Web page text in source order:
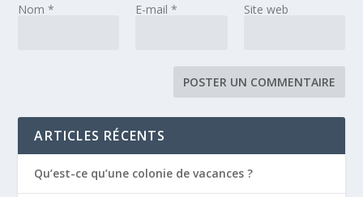
Nom* E-mail * Site web
ARTICLES RÉCENTS
Qu’est-ce qu’une colonie de vacances ?